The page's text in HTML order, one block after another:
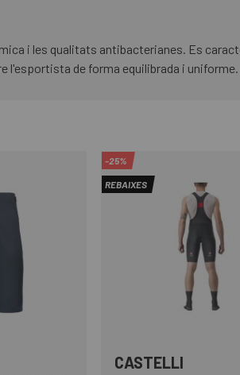
i les qualitats antibacterianes. Es
l'esportista de forma equilibrada i uniforme.
-25%
REBAIXES
CASTELLI